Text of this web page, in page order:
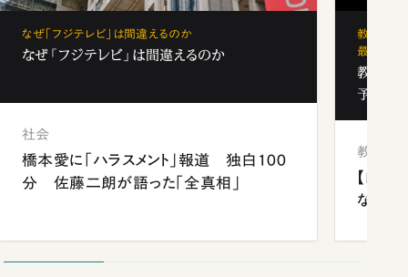
なぜ「フジテレビ」は間違えるのか
なぜ「フジテレビ」は間違えるのか
社会
橋本愛に「ハラスメント」報道 独白100
分 佐藤二朗が語った「全真相」
教育の地
最新勢力
教育の
予備校
教育
【四
ながら